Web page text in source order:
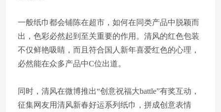
一般纸巾都会铺陈在超市，如何在同类产品中脱颖而
出，色彩必然起到至关重要的作用。清风的红色包装
不仅鲜艳吸睛，而且符合国人新年喜爱红色的心理，
必然能在众多产品中C位出道。
同时，清风在微博推出“创意祝福大battle”有奖互动，
征集网友用清风新春好运系列纸巾，拼成创意表情